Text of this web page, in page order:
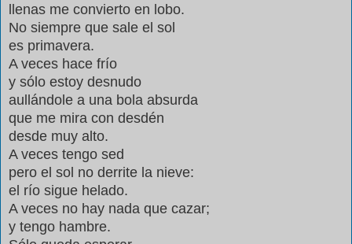
llenas me convierto en lobo.
No siempre que sale el sol
es primavera.
A veces hace frío
y sólo estoy desnudo
aullándole a una bola absurda
que me mira con desdén
desde muy alto.
A veces tengo sed
pero el sol no derrite la nieve:
el río sigue helado.
A veces no hay nada que cazar;
y tengo hambre.